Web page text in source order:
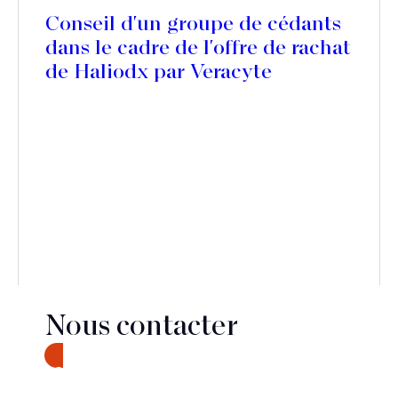
Conseil d'un groupe de cédants
dans le cadre de l'offre de rachat
de Haliodx par Veracyte
Nous contacter